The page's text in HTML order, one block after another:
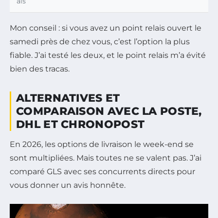
Mon conseil : si vous avez un point relais ouvert le
samedi près de chez vous, c’est l’option la plus
fiable. J’ai testé les deux, et le point relais m’a évité
bien des tracas.
ALTERNATIVES ET
COMPARAISON AVEC LA POSTE,
DHL ET CHRONOPOST
En 2026, les options de livraison le week-end se
sont multipliées. Mais toutes ne se valent pas. J’ai
comparé GLS avec ses concurrents directs pour
vous donner un avis honnête.